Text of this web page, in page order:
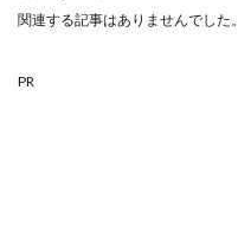
関連する記事はありませんでした。
PR